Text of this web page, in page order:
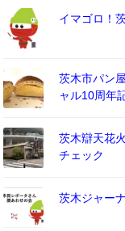
イマゴロ！
茨木市パン
ャル10周年
茨木辯天花
チェック
茨木ジャー